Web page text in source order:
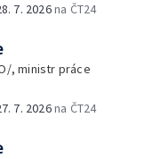
7. 2026na ČT24
, ministr práce
7. 2026na ČT24